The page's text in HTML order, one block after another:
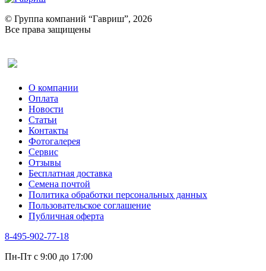
Ревень
Рукола
Рута
Тмин
Трава для чая
Туласи
Укроп
Фенхель пряный
Хризантема овощная
Цикорий пряный
Цикорий салатный (Витлуф)
Черемша
Шпинат
Щавель
Эндивий
Эстрагон
Алтей
Анис
Бессмертник
© Группа компаний “Гавриш”, 2026
Все права защищены
О компании
Оплата
Новости
Статьи
Контакты
Фотогалерея​
Сервис
Отзывы
Бесплатная доставка
Семена почтой
Политика обработки персональных данных
Пользовательское соглашение
Публичная оферта
8-495-902-77-18
Пн-Пт с 9:00 до 17:00